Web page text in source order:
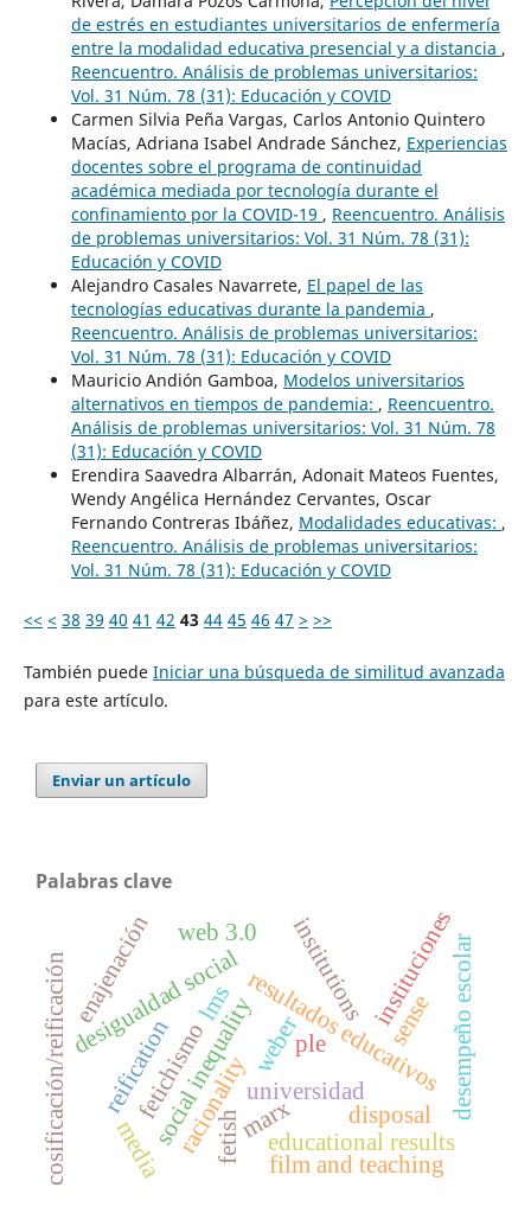
de estrés en estudiantes universitarios de enfermería
entre la modalidad educativa presencial y a distancia ,
Reencuentro. Análisis de problemas universitarios:
Vol. 31 Núm. 78 (31): Educación y COVID
Carmen Silvia Peña Vargas, Carlos Antonio Quintero
Macías, Adriana Isabel Andrade Sánchez, Experiencias
docentes sobre el programa de continuidad
académica mediada por tecnología durante el
confinamiento por la COVID-19 , Reencuentro. Análisis
de problemas universitarios: Vol. 31 Núm. 78 (31):
Educación y COVID
Alejandro Casales Navarrete, El papel de las
tecnologías educativas durante la pandemia ,
Reencuentro. Análisis de problemas universitarios:
Vol. 31 Núm. 78 (31): Educación y COVID
Mauricio Andión Gamboa, Modelos universitarios
alternativos en tiempos de pandemia: , Reencuentro.
Análisis de problemas universitarios: Vol. 31 Núm. 78
(31): Educación y COVID
Erendira Saavedra Albarrán, Adonait Mateos Fuentes,
Wendy Angélica Hernández Cervantes, Oscar
Fernando Contreras Ibáñez, Modalidades educativas: ,
Reencuentro. Análisis de problemas universitarios:
Vol. 31 Núm. 78 (31): Educación y COVID
<< < 38 39 40 41 42 43 44 45 46 47 > >>
También puede Iniciar una búsqueda de similitud avanzada
para este artículo.
Enviar un artículo
Palabras clave
universidad
fetichismo resultados educativosdesempeño escolar
social inequality
desigualdad social
racionality
weber
institutions instituciones
fetish disposal
reification
enajenación
cosificación/reificación marxeducational results
media film and teaching
ple
lms
web 3.0
sense